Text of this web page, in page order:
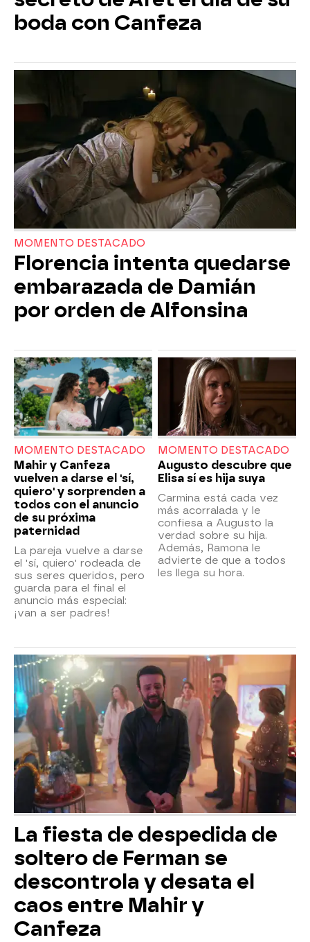
boda con Canfeza
MOMENTO DESTACADO
Florencia intenta quedarse
embarazada de Damián
por orden de Alfonsina
MOMENTO DESTACADO
Mahir y Canfeza
vuelven a darse el 'sí,
quiero' y sorprenden a
todos con el anuncio
de su próxima
paternidad
La pareja vuelve a darse
el 'sí, quiero' rodeada de
sus seres queridos, pero
guarda para el final el
anuncio más especial:
¡van a ser padres!
MOMENTO DESTACADO
Augusto descubre que
Elisa sí es hija suya
Carmina está cada vez
más acorralada y le
confiesa a Augusto la
verdad sobre su hija.
Además, Ramona le
advierte de que a todos
les llega su hora.
La fiesta de despedida de
soltero de Ferman se
descontrola y desata el
caos entre Mahir y
Canfeza